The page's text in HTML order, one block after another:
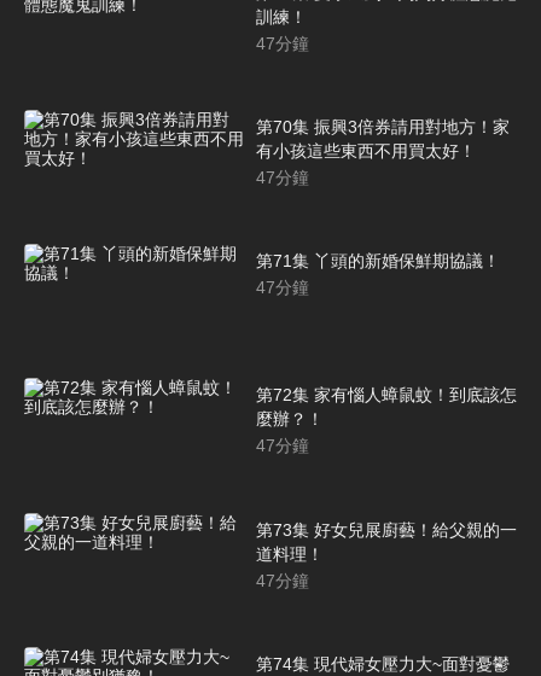
訓練！
47分鐘
第70集 振興3倍券請用對地方！家
有小孩這些東西不用買太好！
47分鐘
第71集 丫頭的新婚保鮮期協議！
47分鐘
第72集 家有惱人蟑鼠蚊！到底該怎
麼辦？！
47分鐘
第73集 好女兒展廚藝！給父親的一
道料理！
47分鐘
第74集 現代婦女壓力大~面對憂鬱